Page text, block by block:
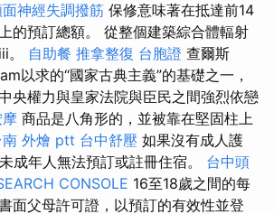
面神經失調撥筋 保修意味著在抵達前14
的預訂總額。 從整個建築綜合體輻射
。 自助餐 推拿整復 台胞證 查爾斯
以求的“國家古典主義”的基礎之一，
央權力與皇家法院與臣民之間強烈依戀
商品是八角形的，並被靠在堅固柱上
南 外燴 ptt 台中舒壓 如果沒有成人護
成年人無法預訂或註冊住宿。 台中頭
CONSOLE 16至18歲之間的每
面父母許可證，以預訂的有效性並登